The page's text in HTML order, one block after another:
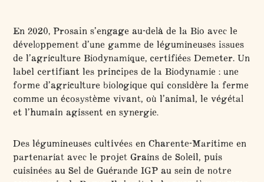
En 2020, Prosain s’engage au-delà de la Bio avec le
développement d’une gamme de légumineuses issues
de l’agriculture Biodynamique, certifiées Demeter. Un
label certifiant les principes de la Biodynamie : une
forme d’agriculture biologique qui considère la ferme
comme un écosystème vivant, où l’animal, le végétal
et l’humain agissent en synergie.
Des légumineuses cultivées en Charente-Maritime en
partenariat avec le projet Grains de Soleil, puis
cuisinées au Sel de Guérande IGP au sein de notre